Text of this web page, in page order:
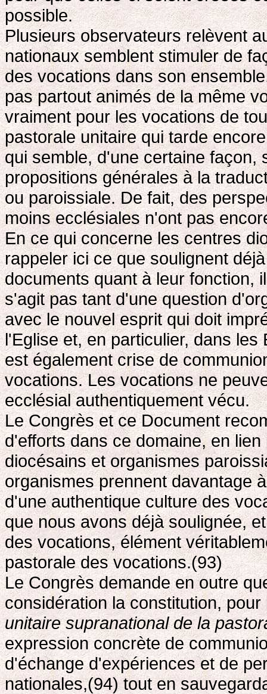
possible.
Plusieurs observateurs relèvent
nationaux semblent stimuler de
des vocations dans son
pas partout animés de la même
vraiment pour les vocations de
pastorale unitaire qui tarde
qui semble, d'une certaine
propositions générales à la
ou paroissiale. De fait, des
moins ecclésiales n'ont pas
En ce qui concerne les centres
rappeler ici ce que soulignent
documents quant à leur fonction,
s'agit pas tant d'une question
avec le nouvel esprit qui doit
l'Eglise et, en particulier, dans
est également crise de
vocations. Les vocations ne
ecclésial authentiquement vécu.
Le Congrès et ce Document
d'efforts dans ce domaine, en
diocésains et organismes
organismes prennent davantage
d'une authentique culture des
que nous avons déjà soulignée,
des vocations, élément
pastorale des vocations.(93)
Le Congrès demande en outre
considération la constitution,
unitaire supranational de la
expression concrète de
d'échange d'expériences et de
nationales,(94) tout en